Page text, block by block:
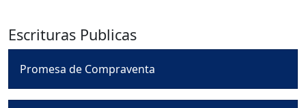
Escrituras Publicas
Promesa de Compraventa